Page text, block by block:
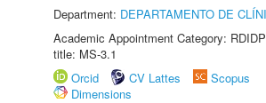
Department: DEPARTAMENTO DE
Academic Appointment Category:
title: MS-3.1
Orcid
CV Lattes
Scopus
Dimensions